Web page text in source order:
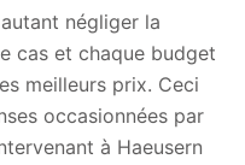
négliger la
cas et chaque budget
meilleurs prix. Ceci
occasionnées par
à Haeusern